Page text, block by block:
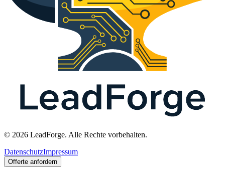
© 2026 LeadForge. Alle Rechte vorbehalten.
DatenschutzImpressum
Offerte anfordern